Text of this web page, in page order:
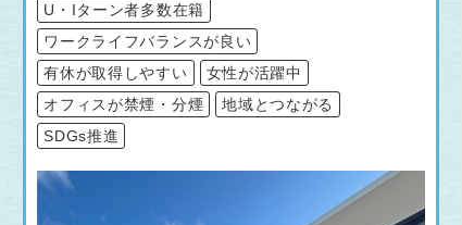
U・Iターン者多数在籍
ワークライフバランスが良い
有休が取得しやすい
女性が活躍中
オフィスが禁煙・分煙
地域とつながる
SDGs推進